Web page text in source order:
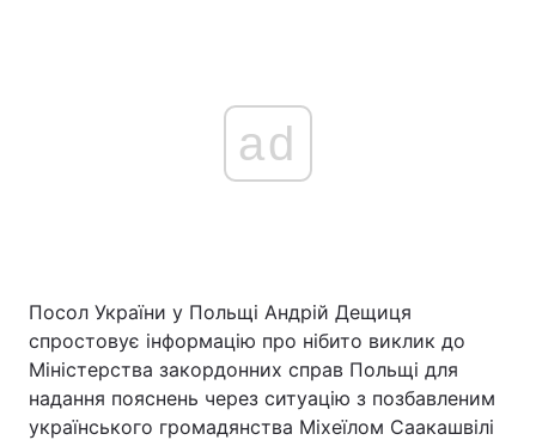
Головна Війна
ad
Посол України у Польщі Андрій Дещиця
спростовує інформацію про нібито виклик до
Міністерства закордонних справ Польщі для
надання пояснень через ситуацію з позбавленим
українського громадянства Міхеїлом Саакашвілі